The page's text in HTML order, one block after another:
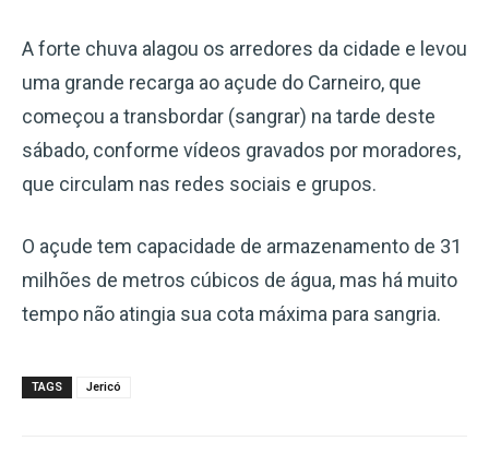
A forte chuva alagou os arredores da cidade e levou
uma grande recarga ao açude do Carneiro, que
começou a transbordar (sangrar) na tarde deste
sábado, conforme vídeos gravados por moradores,
que circulam nas redes sociais e grupos.
O açude tem capacidade de armazenamento de 31
milhões de metros cúbicos de água, mas há muito
tempo não atingia sua cota máxima para sangria.
TAGS Jericó